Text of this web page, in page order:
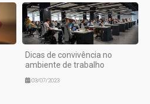
Dicas de convivência no
ambiente de trabalho
03/07/2023